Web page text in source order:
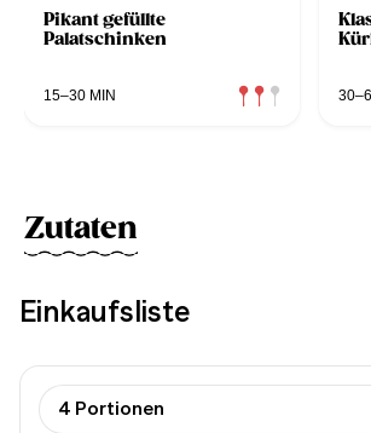
Pikant gefüllte
Palatschinken
15–30 MIN
Zutaten